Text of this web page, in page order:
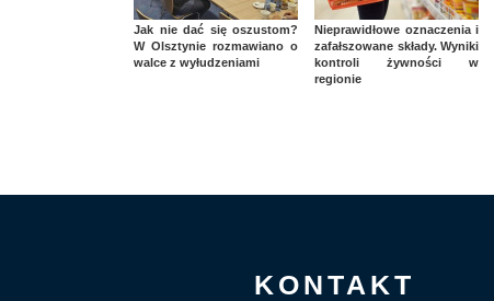
Jak nie dać się oszustom?
W Olsztynie rozmawiano o
walce z wyłudzeniami
Nieprawidłowe oznaczenia i
zafałszowane składy. Wyniki
kontroli żywności w
regionie
KONTAKT